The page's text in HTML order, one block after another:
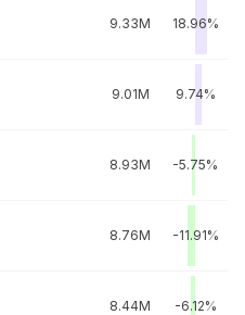
9.33M 18.96%
9.01M 9.74%
8.93M -5.75%
8.76M -11.91%
8.44M -6.12%